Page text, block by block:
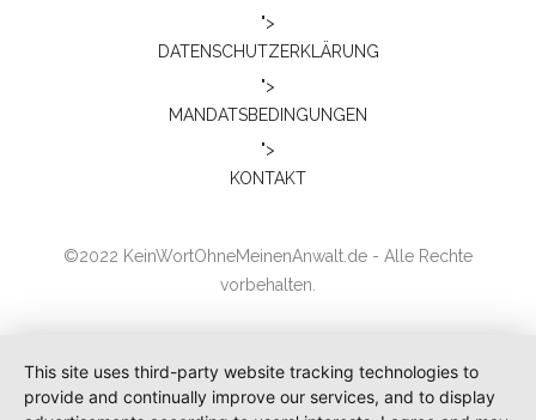
">
DATENSCHUTZERKLÄRUNG
">
MANDATSBEDINGUNGEN
">
KONTAKT
©2022 KeinWortOhneMeinenAnwalt.de - Alle Rechte
vorbehalten.
This site uses third-party website tracking technologies to
provide and continually improve our services, and to display